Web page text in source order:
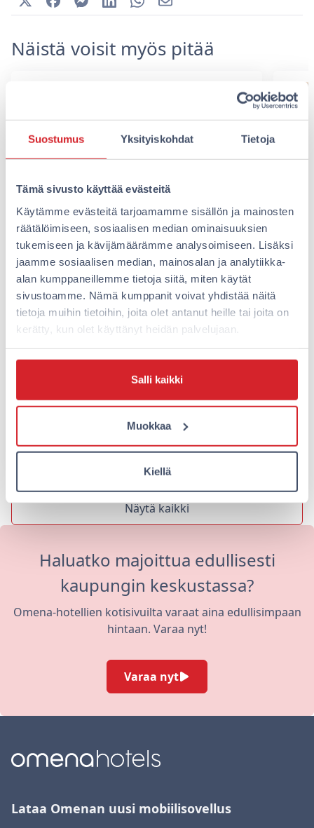
Suostumus Yksityiskohdat Tietoja
Tämä sivusto käyttää evästeitä
Käytämme evästeitä tarjoamamme sisällön ja mainosten
räätälöimiseen, sosiaalisen median ominaisuuksien
tukemiseen ja kävijämäärämme analysoimiseen. Lisäksi
jaamme sosiaalisen median, mainosalan ja analytiikka-
alan kumppaneillemme tietoja siitä, miten käytät
sivustoamme. Nämä kumppanit voivat yhdistää näitä
tietoja muihin tietoihin, joita olet antanut heille tai joita on
kerätty, kun olet käyttänyt heidän palvelujaan.
Salli kaikki
Muokkaa
Kiellä
Näistä voisit myös pitää
Fiksua majoitusta yrityksille –
Omena Flex ja Omena
Business
Yrityksen työmatkustukseen liittyy usein
joustavuus, varausten hallinta ja
työntekijöiden mukavuus. Omena Hotels
Näytä kaikki
Haluatko majoittua edullisesti
kaupungin keskustassa?
Omena-hotellien kotisivuilta varaat aina edullisimpaan
hintaan. Varaa nyt!
Varaa nyt
Lataa Omenan uusi mobiilisovellus